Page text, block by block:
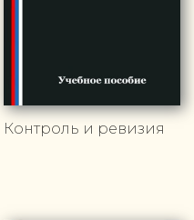
Контроль и ревизия